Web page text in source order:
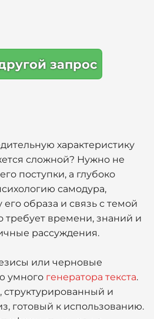
запрос
характеристику
сложной? Нужно не
поступки, а глубоко
самодура,
образа и связь с темой
требует времени, знаний и
рассуждения.
или черновые
умного генератора текста.
структурированный и
готовый к использованию.